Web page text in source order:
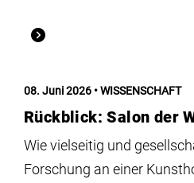
08. Juni 2026 WISSENSCHAFT
Rückblick: Salon der
Wie vielseitig und
Forschung an einer